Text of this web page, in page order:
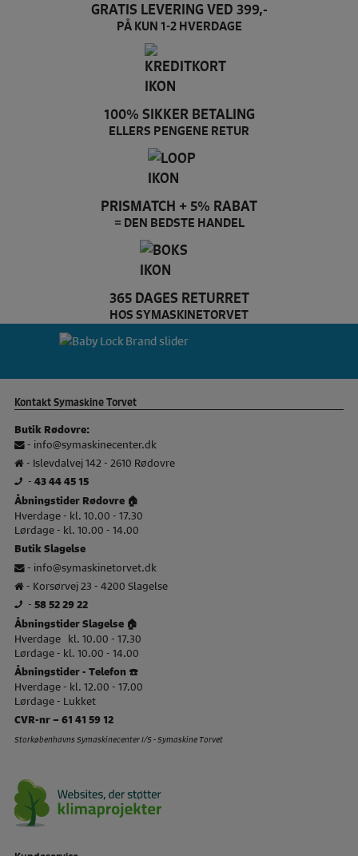
GRATIS LEVERING VED 399,-
PÅ KUN 1-2 HVERDAGE
100% SIKKER BETALING
ELLERS PENGENE RETUR
PRISMATCH + 5% RABAT
= DEN BEDSTE HANDEL
365 DAGES RETURRET
HOS SYMASKINETORVET
Kontakt Symaskine Torvet
Butik Rødovre:
- info@symaskinecenter.dk
- Islevdalvej 142 - 2610 Rødovre
- 43 44 45 15
Åbningstider Rødovre 🏠
Hverdage - kl. 10.00 - 17.30
Lørdage - kl. 10.00 - 14.00
Butik Slagelse
- info@symaskinetorvet.dk
- Korsørvej 23 - 4200 Slagelse
- 58 52 29 22
Åbningstider Slagelse 🏠
Hverdage kl. 10.00 - 17.30
Lørdage - kl. 10.00 - 14.00
Åbningstider - Telefon ☎️
Hverdage - kl. 12.00 - 17.00
Lørdage - Lukket
CVR-nr – 61 41 59 12
Storkøbenhavns Symaskinecenter I/S - Symaskine Torvet